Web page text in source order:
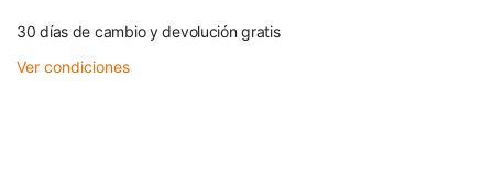
30 días de cambio y devolución gratis
Ver condiciones